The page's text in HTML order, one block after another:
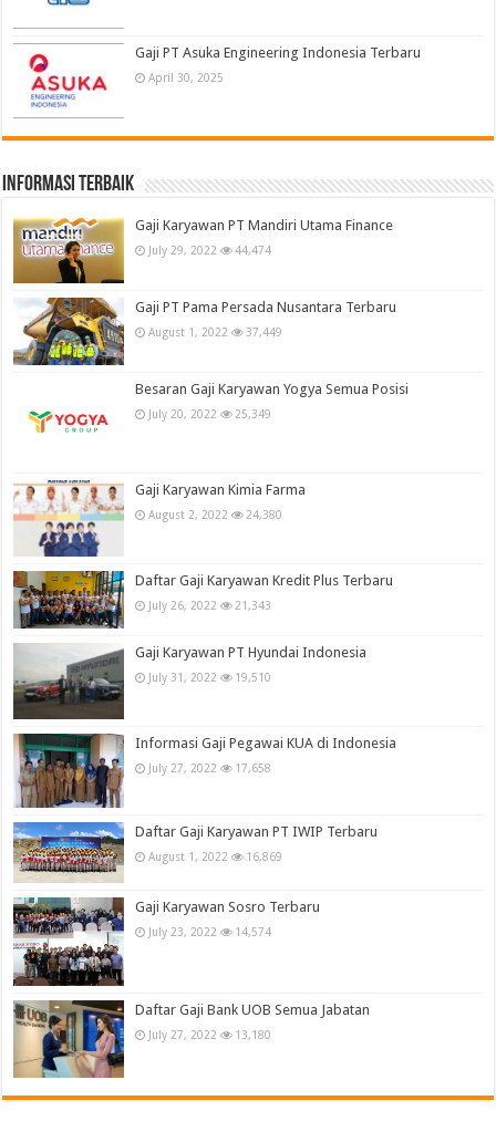
Gaji PT Asuka Engineering Indonesia Terbaru
April 30, 2025
informasi terbaik
Gaji Karyawan PT Mandiri Utama Finance
July 29, 2022 44,474
Gaji PT Pama Persada Nusantara Terbaru
August 1, 2022 37,449
Besaran Gaji Karyawan Yogya Semua Posisi
July 20, 2022 25,349
Gaji Karyawan Kimia Farma
August 2, 2022 24,380
Daftar Gaji Karyawan Kredit Plus Terbaru
July 26, 2022 21,343
Gaji Karyawan PT Hyundai Indonesia
July 31, 2022 19,510
Informasi Gaji Pegawai KUA di Indonesia
July 27, 2022 17,658
Daftar Gaji Karyawan PT IWIP Terbaru
August 1, 2022 16,869
Gaji Karyawan Sosro Terbaru
July 23, 2022 14,574
Daftar Gaji Bank UOB Semua Jabatan
July 27, 2022 13,180